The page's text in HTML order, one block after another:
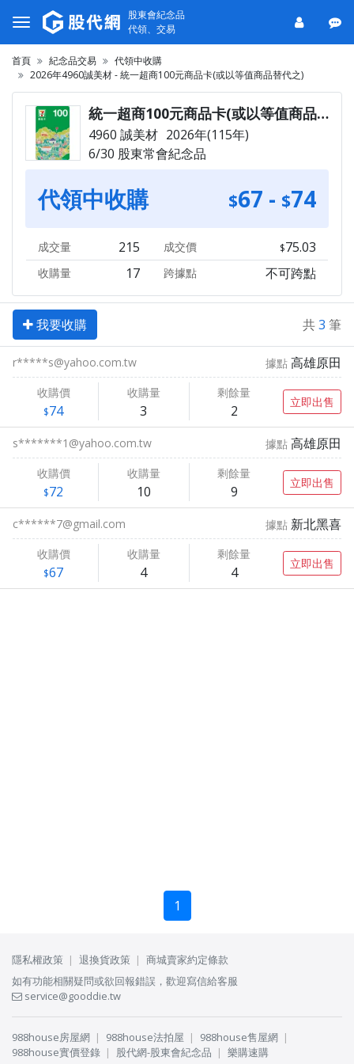
股東會紀念品
代領、交易
首頁 紀念品交易
代領中收購
2026年4960誠美材 - 統一超商100元商品卡(或以等值商品替代之)
統一超商100元商品卡(或以等值商品替代之)
4960 誠美材 2026年(115年)
6/30 股東常會紀念品
代領中收購 67 - 74
成交量 215 成交價 75.03
收購量 17 跨據點 不可跨點
我要收購 共3 筆
r*****s@yahoo.com.tw 據點 高雄原田
收購價
74
收購量
3
剩餘量
2
立即出售
s*******1@yahoo.com.tw 據點 高雄原田
收購價
72
收購量
10
剩餘量
9
立即出售
c******7@gmail.com 據點 新北黑喜
收購價
67
收購量
4
剩餘量
4
立即出售
1
隱私權政策 退換貨政策
商城賣家約定條款
如有功能相關疑問或欲回報錯誤，歡迎寫信給客服
service@gooddie.tw
988house房屋網 988house法拍屋
988house售屋網
988house實價登錄
股代網-股東會紀念品 樂購速購